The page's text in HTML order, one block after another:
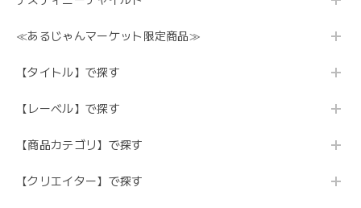
≪あるじゃんマーケット限定商品≫
【タイトル】で探す
【レーベル】で探す
【商品カテゴリ】で探す
【クリエイター】で探す